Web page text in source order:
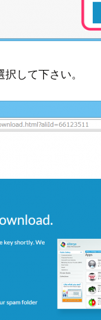
して下さい。